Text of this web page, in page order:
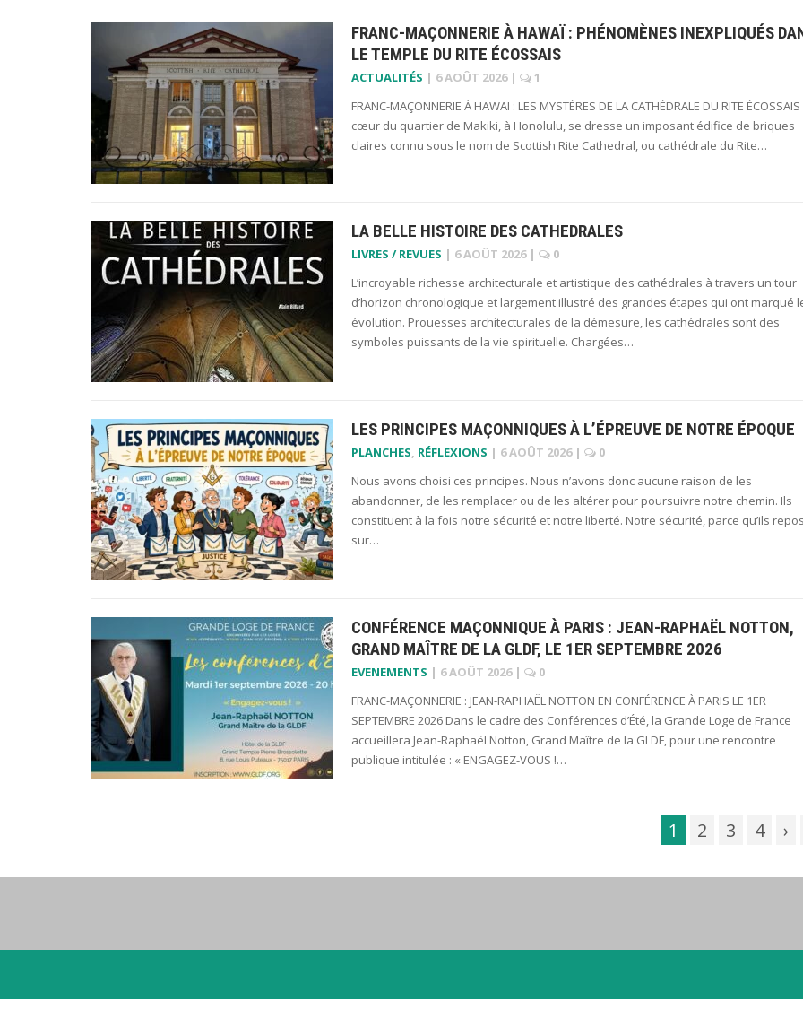
FRANC-MAÇONNERIE À HAWAÏ : PHÉNOMÈNES INEXPLIQUÉS
LE TEMPLE DU RITE ÉCOSSAIS
ACTUALITÉS | 6 AOÛT 2026 |
1
FRANC-MAÇONNERIE À HAWAÏ : LES MYSTÈRES DE LA CATHÉDRALE DU RITE
cœur du quartier de Makiki, à Honolulu, se dresse un imposant édifice de briques
claires connu sous le nom de Scottish Rite Cathedral, ou cathédrale du Rite…
LA BELLE HISTOIRE DES CATHEDRALES
LIVRES / REVUES | 6 AOÛT 2026 |
0
L’incroyable richesse architecturale et artistique des cathédrales à travers un tour
d’horizon chronologique et largement illustré des grandes étapes qui ont marqué
évolution. Prouesses architecturales de la démesure, les cathédrales sont des
symboles puissants de la vie spirituelle. Chargées…
LES PRINCIPES MAÇONNIQUES À L’ÉPREUVE DE NOTRE ÉPOQUE
PLANCHES, RÉFLEXIONS | 6 AOÛT 2026 |
0
Nous avons choisi ces principes. Nous n’avons donc aucune raison de les
abandonner, de les remplacer ou de les altérer pour poursuivre notre chemin. Ils
constituent à la fois notre sécurité et notre liberté. Notre sécurité, parce qu’ils
sur…
CONFÉRENCE MAÇONNIQUE À PARIS : JEAN-RAPHAËL NOTTON,
GRAND MAÎTRE DE LA GLDF, LE 1ER SEPTEMBRE 2026
EVENEMENTS | 6 AOÛT 2026 |
0
FRANC-MAÇONNERIE : JEAN-RAPHAËL NOTTON EN CONFÉRENCE À PARIS LE 1ER
SEPTEMBRE 2026 Dans le cadre des Conférences d’Été, la Grande Loge de France
accueillera Jean-Raphaël Notton, Grand Maître de la GLDF, pour une rencontre
publique intitulée : « ENGAGEZ-VOUS !…
1 2 3 4 ›